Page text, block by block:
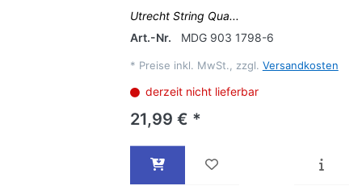
Utrecht String Qua...
Art.-Nr.
MDG 903 1798-6
* Preise inkl. MwSt., zzgl. Versandkosten
derzeit nicht lieferbar
21,99 € *